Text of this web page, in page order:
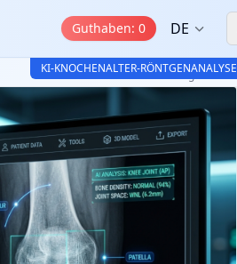
Guthaben: 0 DE
KI-KNOCHENALTER-RÖNTGENANALYSE
CT-Read BoneAge AI v3.2